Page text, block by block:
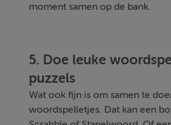
moment samen op de bank.
5. Doe leuke
puzzels
Wat ook fijn is om samen te
woordspelletjes. Dat kan een